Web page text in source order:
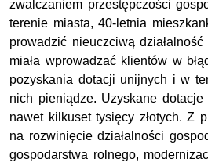
zwalczaniem przestępczości
terenie miasta, 40-letnia
prowadzić nieuczciwą
miała wprowadzać klientów w
pozyskania dotacji unijnych i w
nich pieniądze. Uzyskane dotacje
nawet kilkuset tysięcy złotych. Z
na rozwinięcie działalności
gospodarstwa rolnego,